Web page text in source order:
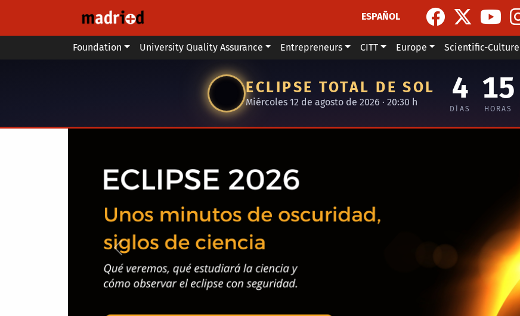
ESPAÑOL
Main menu
Foundation University Quality Assurance Entrepreneurs CITT Europe Scientific-Culture
ECLIPSE TOTAL DE SOL
Miércoles 12 de agosto de 2026 · 20:30 h 4
DÍAS
15
HORAS
Anterior